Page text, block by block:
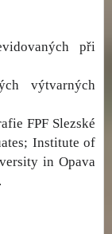
při
výtvarných
FPF Slezské
Institute of
in Opava